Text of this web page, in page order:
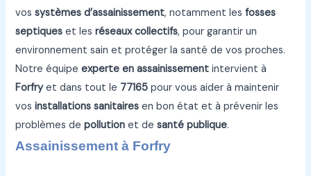
vossystèmes d’assainissement, notamment lesfosses
septiques et lesréseaux collectifs, pour garantir un
environnement sain et protéger la santé de vos proches.
Notre équipeexperte en assainissement intervient à
Forfryet dans tout le 77165 pour vous aider à maintenir
vosinstallations sanitaires en bon état et à prévenir les
problèmes depollution et desanté publique.
Assainissement à Forfry